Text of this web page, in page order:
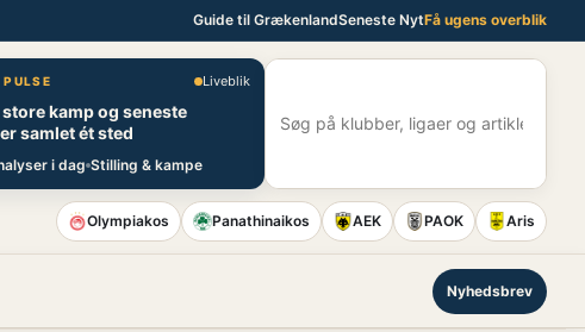
Guide til GrækenlandSeneste NytFå ugens overblik
Liveblik
kamp og seneste
samlet ét sted
i dag Stilling & kampe
Olympiakos Panathinaikos AEK PAOK Aris
Nyhedsbrev